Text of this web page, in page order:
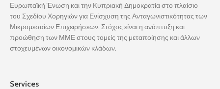
Ευρωπαϊκή Ένωση και την Κυπριακή Δημοκρατία στο πλαίσιο
του Σχεδίου Χορηγιών για Ενίσχυση της Ανταγωνιστικότητας των
Μικρομεσαίων Επιχειρήσεων. Στόχος είναι η ανάπτυξη και
προώθηση των ΜΜΕ στους τομείς της μεταποίησης και άλλων
στοχευμένων οικονομικών κλάδων.
Services